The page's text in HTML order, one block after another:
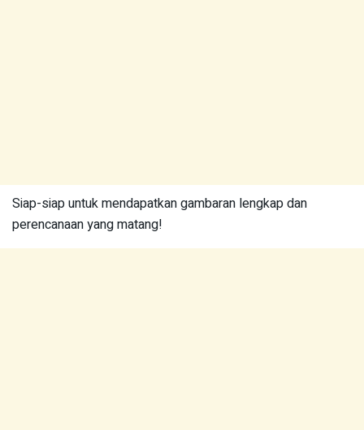
Siap-siap untuk mendapatkan gambaran lengkap dan
perencanaan yang matang!